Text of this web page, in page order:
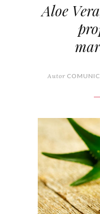
Aloe
Autor